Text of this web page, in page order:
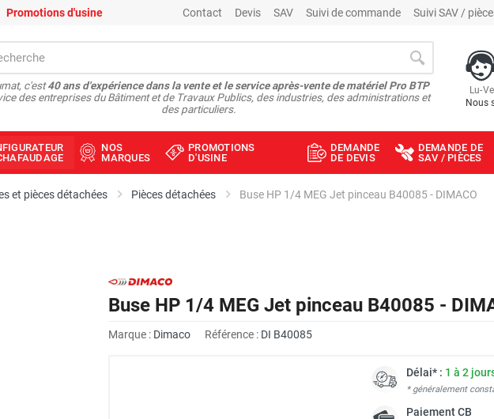
Promotions d'usine Contact Devis SAV Suivi de commande Suivi SAV /
c'est40 ans d'expérience dans la vente et le service après-vente de matériel Pro BTP
des entreprises du Bâtiment et de Travaux Publics, des industries, des administrations et
des particuliers.
Lu-Ve
Nous
NOS
MARQUES
PROMOTIONS
D'USINE
DEMANDE
DE DEVIS
DEMANDE DE
SAV / PIÈCES
et pièces détachées Pièces détachées Buse HP 1/4 MEG Jet pinceau B40085 - DIMACO
Buse HP 1/4 MEG Jet pinceau B40085 -
Marque : Dimaco Référence : DI B40085
Délai* : 1 à 2
* généralement
PaiementCB